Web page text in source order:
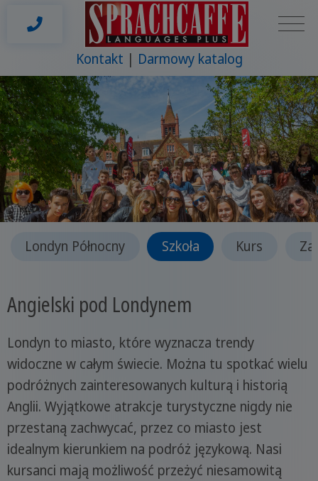
Kontakt Darmowy katalog
Londyn Północny Szkoła Kurs
Angielski pod Londynem
Londyn to miasto, które wyznacza trendy
widoczne w całym świecie. Można tu spotkać wielu
podróżnych zainteresowanych kulturą i historią
Anglii. Wyjątkowe atrakcje turystyczne nigdy nie
przestaną zachwycać, przez co miasto jest
idealnym kierunkiem na podróż językową. Nasi
kursanci mają możliwość przeżyć niesamowitą